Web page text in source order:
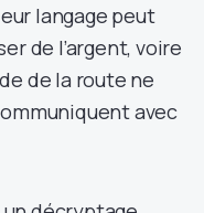
langage peut
de l’argent, voire
de la route ne
avec